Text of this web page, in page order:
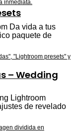
Da vida a tus
paquete de
– Wedding
Lightroom
de revelado